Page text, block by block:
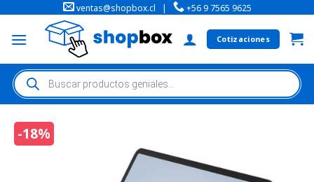
ventas@shopbox.cl | +56 9 7565 9625
Cotizaciones
-18%